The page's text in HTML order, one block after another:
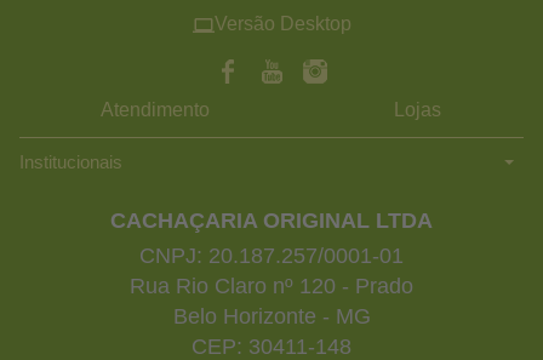
Versão Desktop
Atendimento Lojas
Institucionais
CACHAÇARIA ORIGINAL LTDA
CNPJ: 20.187.257/0001-01
Rua Rio Claro nº 120 - Prado
Belo Horizonte - MG
CEP: 30411-148